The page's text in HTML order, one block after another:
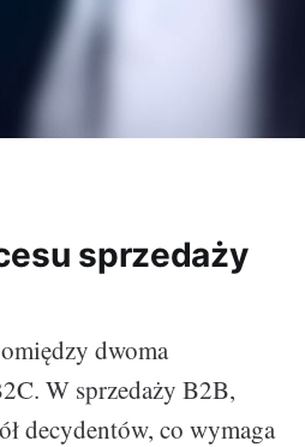
sprzedaży
dwoma
W sprzedaży B2B,
decydentów, co wymaga